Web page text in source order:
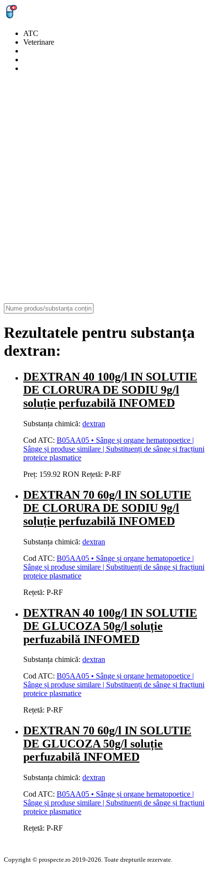
ATC
Veterinare
Rezultatele pentru substanța
dextran:
DEXTRAN 40 100g/l IN SOLUTIE
DE CLORURA DE SODIU 9g/l
soluție perfuzabilă INFOMED
Substanța chimică: dextran
Cod ATC: B05AA05 • Sânge și organe hematopoetice |
Sânge și produse similare | Substituenți de sânge și fracțiuni
proteice plasmatice
Preț: 159.92 RON Rețetă: P-RF
DEXTRAN 70 60g/l IN SOLUTIE
DE CLORURA DE SODIU 9g/l
soluție perfuzabilă INFOMED
Substanța chimică: dextran
Cod ATC: B05AA05 • Sânge și organe hematopoetice |
Sânge și produse similare | Substituenți de sânge și fracțiuni
proteice plasmatice
Rețetă: P-RF
DEXTRAN 40 100g/l IN SOLUTIE
DE GLUCOZA 50g/l soluție
perfuzabilă INFOMED
Substanța chimică: dextran
Cod ATC: B05AA05 • Sânge și organe hematopoetice |
Sânge și produse similare | Substituenți de sânge și fracțiuni
proteice plasmatice
Rețetă: P-RF
DEXTRAN 70 60g/l IN SOLUTIE
DE GLUCOZA 50g/l soluție
perfuzabilă INFOMED
Substanța chimică: dextran
Cod ATC: B05AA05 • Sânge și organe hematopoetice |
Sânge și produse similare | Substituenți de sânge și fracțiuni
proteice plasmatice
Rețetă: P-RF
Copyright © prospecte.ro 2019-2026. Toate drepturile rezervate.